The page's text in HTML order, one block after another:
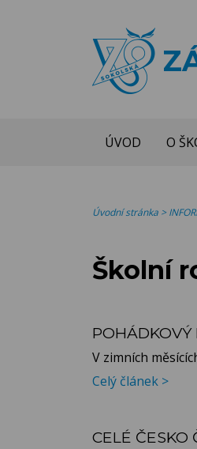
ÚVOD O
Úvodní stránka >
Školní
V zimních
Celý článek >
CELÉ ČESKO